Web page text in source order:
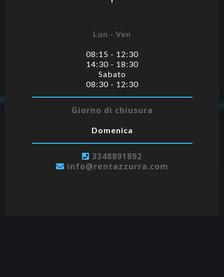
Lun - Ven
08:15 - 12:30
14:30 - 18:30
Sabato
08:30 - 12:30
Giorno di chiusura
Domenica
3348891892
info@rentazzurra.com